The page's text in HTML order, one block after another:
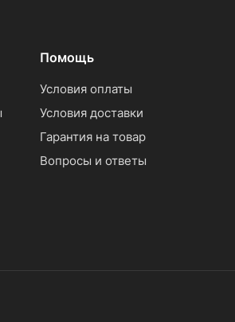
Помощь
Условия оплаты
Условия доставки
Гарантия на товар
Вопросы и ответы